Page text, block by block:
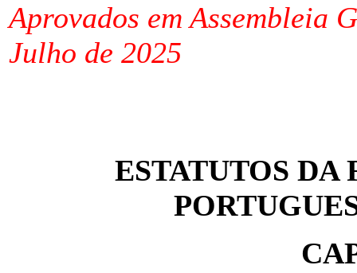
Aprovados em Assembleia
Julho de 2025
ESTATUTOS DA